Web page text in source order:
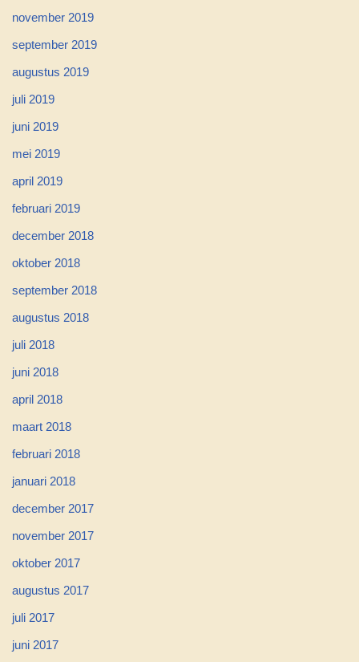
november 2019
september 2019
augustus 2019
juli 2019
juni 2019
mei 2019
april 2019
februari 2019
december 2018
oktober 2018
september 2018
augustus 2018
juli 2018
juni 2018
april 2018
maart 2018
februari 2018
januari 2018
december 2017
november 2017
oktober 2017
augustus 2017
juli 2017
juni 2017